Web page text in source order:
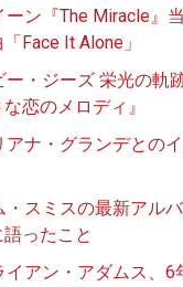
ン『The Miracle』
Face It Alone」
・ジーズ 栄光の軌
恋のメロディ』
アナ・グランデとの
スミスの最新アル
ったこと
イアン・アダムス、6